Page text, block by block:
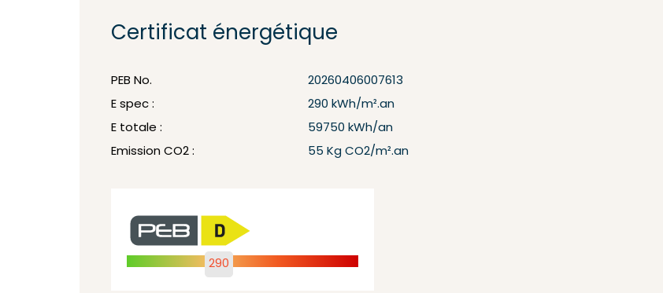
Certificat énergétique
PEB No.
20260406007613
E spec :
290 kWh/m².an
E totale :
59750 kWh/an
Emission CO2 :
55 Kg CO2/m².an
290